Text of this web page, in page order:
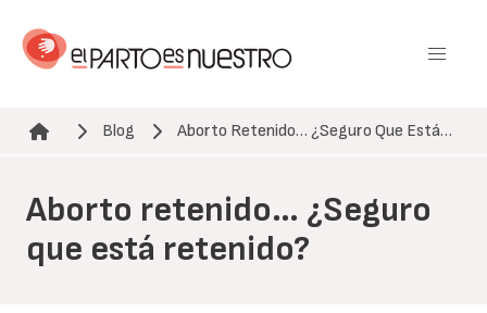
contenido
Ruta de navegación
Blog Aborto Retenido… ¿Seguro Que Está…
Aborto retenido… ¿Seguro
que está retenido?